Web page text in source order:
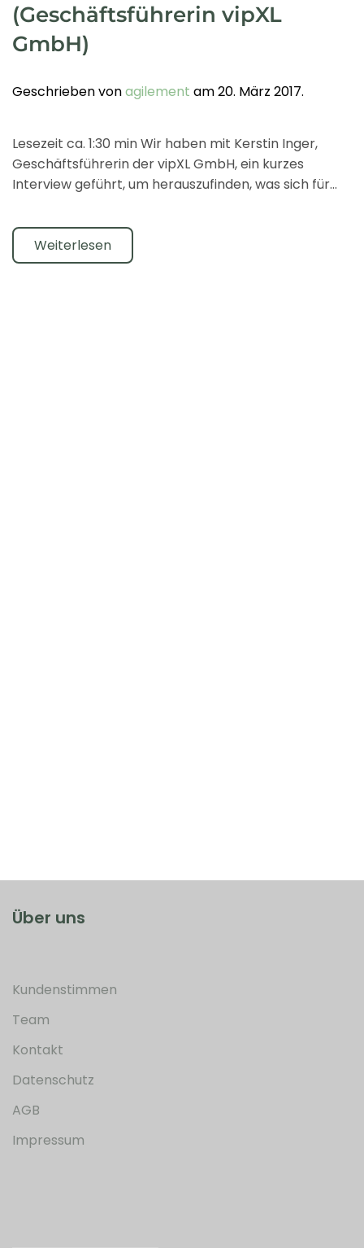
(Geschäftsführerin vipXL
GmbH)
Geschrieben vonagilement am20. März 2017.
Lesezeit ca. 1:30 min Wir haben mit Kerstin Inger,
Geschäftsführerin der vipXL GmbH, ein kurzes
Interview geführt, um herauszufinden, was sich für...
Weiterlesen
Über uns
Kundenstimmen
Team
Kontakt
Datenschutz
AGB
Impressum